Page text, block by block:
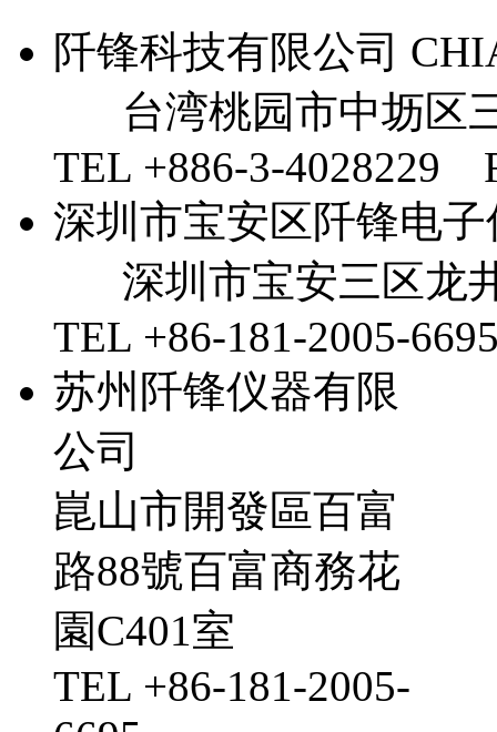
阡锋科技有限公司
台湾桃园市中坜区
TEL +886-3-4028229
深圳市宝安区阡锋电
深圳市宝安三区龙
TEL +86-181-2005-
苏州阡锋仪器有限
公司
崑山市開發區百富
路88號百富商務花
園C401室
TEL +86-181-2005-